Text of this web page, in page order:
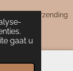
gaat u
gratis verzending